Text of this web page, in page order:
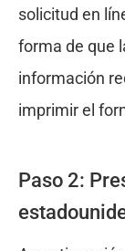
solicitud en
forma de que
información
imprimir el
Paso 2: